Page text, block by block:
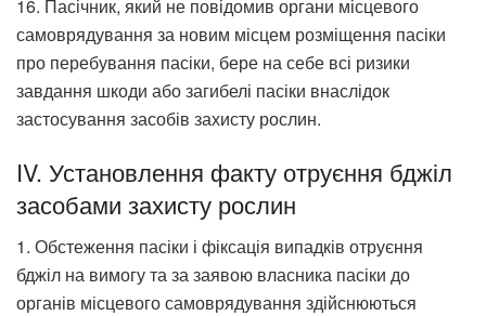
16. Пасічник, який не повідомив органи місцевого
самоврядування за новим місцем розміщення пасіки
про перебування пасіки, бере на себе всі ризики
завдання шкоди або загибелі пасіки внаслідок
застосування засобів захисту рослин.
IV. Установлення факту отруєння бджіл
засобами захисту рослин
1. Обстеження пасіки і фіксація випадків отруєння
бджіл на вимогу та за заявою власника пасіки до
органів місцевого самоврядування здійснюються